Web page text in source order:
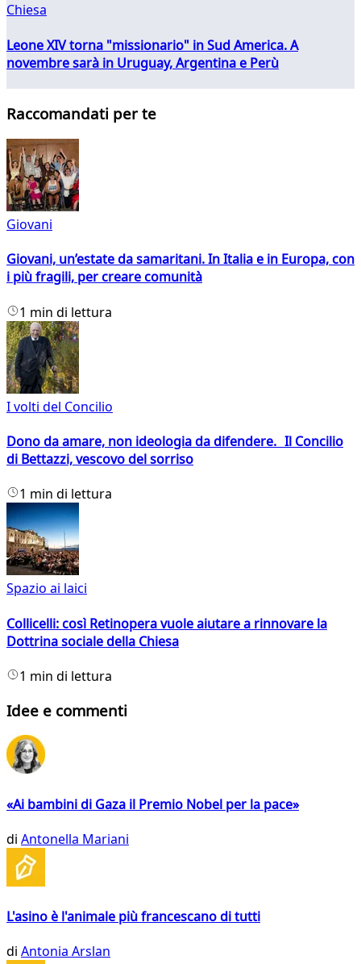
Chiesa
Leone XIV torna "missionario" in Sud America. A
novembre sarà in Uruguay, Argentina e Perù
Raccomandati per te
Giovani
Giovani, un’estate da samaritani. In Italia e in Europa, con
i più fragili, per creare comunità
1 min di lettura
I volti del Concilio
Dono da amare, non ideologia da difendere. Il Concilio
di Bettazzi, vescovo del sorriso
1 min di lettura
Spazio ai laici
Collicelli: così Retinopera vuole aiutare a rinnovare la
Dottrina sociale della Chiesa
1 min di lettura
Idee e commenti
«Ai bambini di Gaza il Premio Nobel per la pace»
di Antonella Mariani
L'asino è l'animale più francescano di tutti
di Antonia Arslan